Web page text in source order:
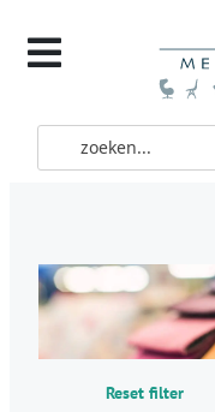
Reset filter